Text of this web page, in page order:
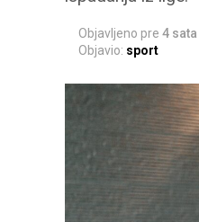
Objavljeno pre 4 sata
Objavio: sport